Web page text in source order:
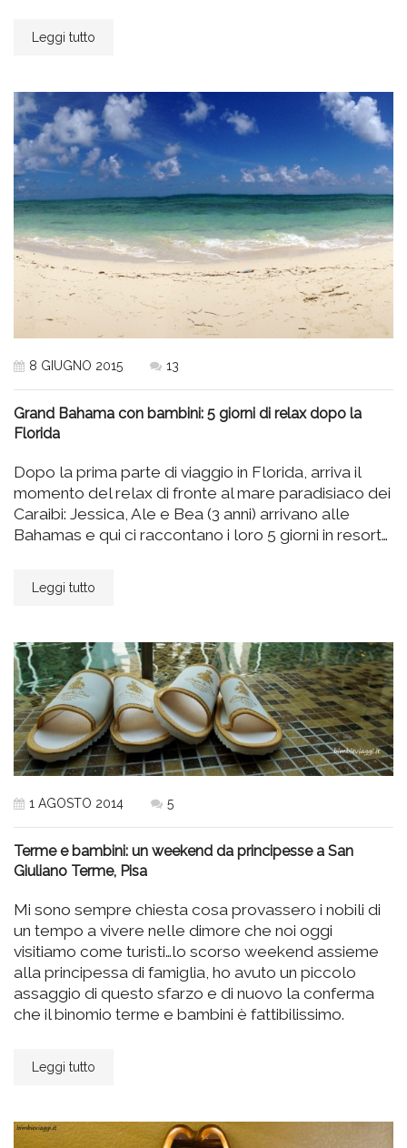
Leggi tutto
8 GIUGNO 2015 13
Grand Bahama con bambini: 5 giorni di relax dopo la
Florida
Dopo la prima parte di viaggio in Florida, arriva il
momento del relax di fronte al mare paradisiaco dei
Caraibi: Jessica, Ale e Bea (3 anni) arrivano alle
Bahamas e qui ci raccontano i loro 5 giorni in resort…
Leggi tutto
1 AGOSTO 2014 5
Terme e bambini: un weekend da principesse a San
Giuliano Terme, Pisa
Mi sono sempre chiesta cosa provassero i nobili di
un tempo a vivere nelle dimore che noi oggi
visitiamo come turisti…lo scorso weekend assieme
alla principessa di famiglia, ho avuto un piccolo
assaggio di questo sfarzo e di nuovo la conferma
che il binomio terme e bambini è fattibilissimo.
Leggi tutto